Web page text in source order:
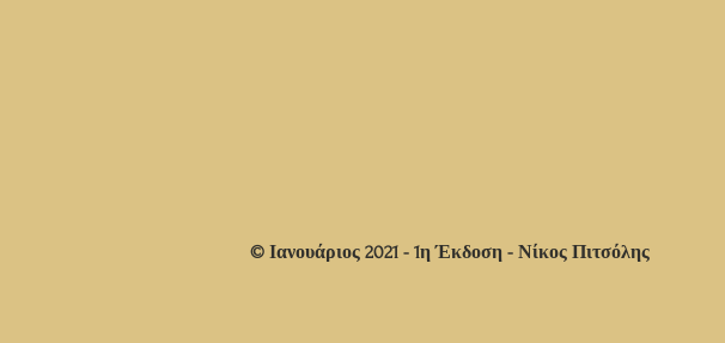
© Ιανουάριος 2021 - 1η Έκδοση - Νίκος Πιτσόλης